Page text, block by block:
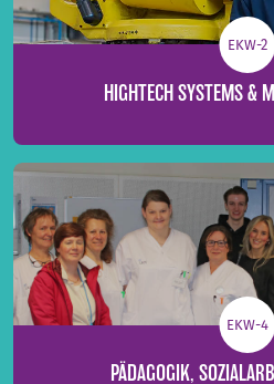
EKW-2
HIGHTECH SYSTEMS &
EKW-4
PÄDAGOGIK,